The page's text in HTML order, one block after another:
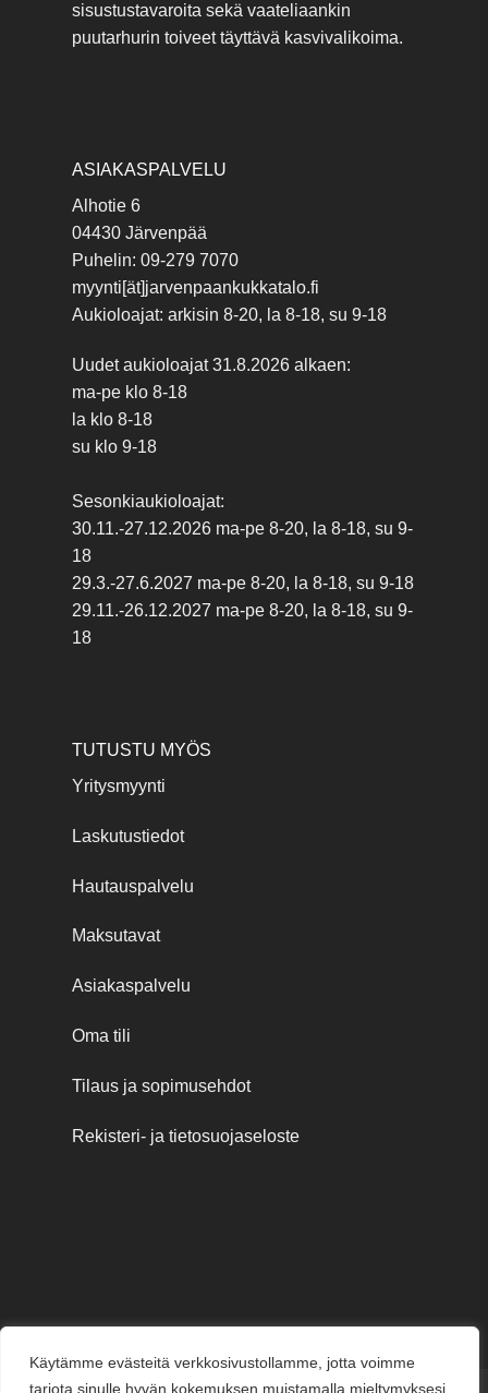
Käytämme evästeitä verkkosivustollamme, jotta voimme
tarjota sinulle hyvän kokemuksen muistamalla mieltymyksesi
sisustustavaroita sekä vaateliaankin
puutarhurin toiveet täyttävä kasvivalikoima.
ASIAKASPALVELU
Alhotie 6
04430 Järvenpää
Puhelin: 09-279 7070
myynti[ät]jarvenpaankukkatalo.fi
Aukioloajat: arkisin 8-20, la 8-18, su 9-18
Uudet aukioloajat 31.8.2026 alkaen:
ma-pe klo 8-18
la klo 8-18
su klo 9-18
Sesonkiaukioloajat:
30.11.-27.12.2026 ma-pe 8-20, la 8-18, su 9-
18
29.3.-27.6.2027 ma-pe 8-20, la 8-18, su 9-18
29.11.-26.12.2027 ma-pe 8-20, la 8-18, su 9-
18
TUTUSTU MYÖS
Yritysmyynti
Laskutustiedot
Hautauspalvelu
Maksutavat
Asiakaspalvelu
Oma tili
Tilaus ja sopimusehdot
Rekisteri- ja tietosuojaseloste